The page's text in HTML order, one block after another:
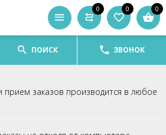
0 0 0
ПОИСК ЗВОНОК
заказов производится в любое